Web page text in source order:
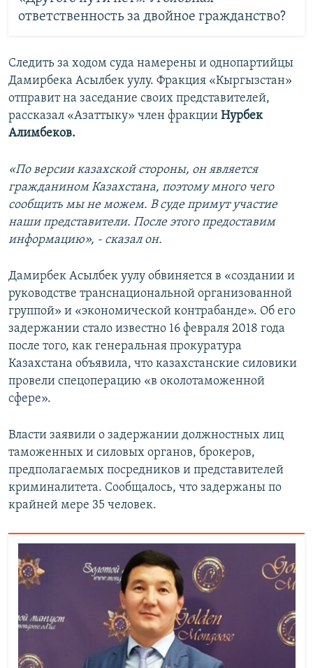
ответственность за двойное гражданство?
Следить за ходом суда намерены и однопартийцы
Дамирбека Асылбек уулу. Фракция «Кыргызстан»
отправит на заседание своих представителей,
рассказал «Азаттыку» член фракции Нурбек
Алимбеков.
«По версии казахской стороны, он является
гражданином Казахстана, поэтому много чего
сообщить мы не можем. В суде примут участие
наши представители. После этого предоставим
информацию», - сказал он.
Дамирбек Асылбек уулу обвиняется в «создании и
руководстве транснациональной организованной
группой» и «экономической контрабанде». Об его
задержании стало известно 16 февраля 2018 года
после того, как генеральная прокуратура
Казахстана объявила, что казахстанские силовики
провели спецоперацию «в околотаможенной
сфере».
Власти заявили о задержании должностных лиц
таможенных и силовых органов, брокеров,
предполагаемых посредников и представителей
криминалитета. Сообщалось, что задержаны по
крайней мере 35 человек.